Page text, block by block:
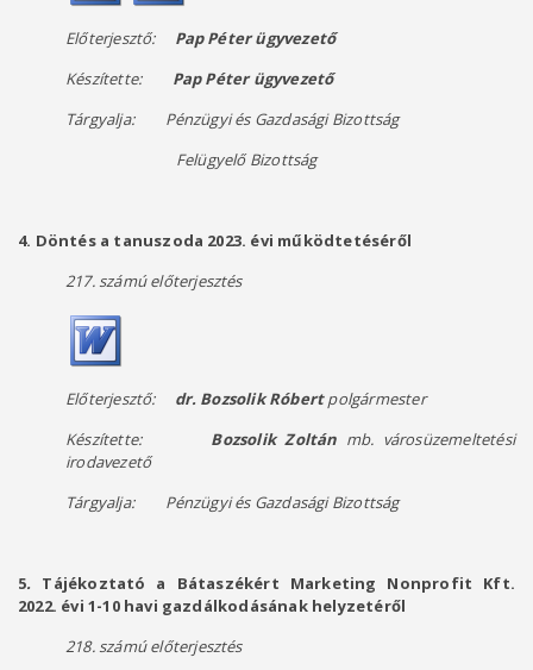
Előterjesztő: Pap Péter ügyvezető
Készítette: Pap Péter ügyvezető
Tárgyalja: Pénzügyi és Gazdasági Bizottság
Felügyelő Bizottság
4. Döntés a tanuszoda 2023. évi működtetéséről
217. számú előterjesztés
Előterjesztő: dr. Bozsolik Róbertpolgármester
Készítette: Bozsolik Zoltán mb. városüzemeltetési
irodavezető
Tárgyalja: Pénzügyi és Gazdasági Bizottság
5. Tájékoztató a Bátaszékért Marketing Nonprofit Kft.
2022. évi 1-10 havi gazdálkodásának helyzetéről
218. számú előterjesztés